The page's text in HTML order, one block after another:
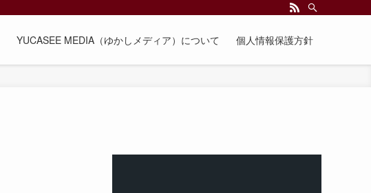
YUCASEE MEDIA（ゆかしメディア）について 個人情報保護方針